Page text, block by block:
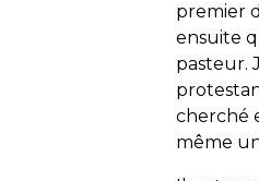
premier
ensuite
pasteur.
cherché
même